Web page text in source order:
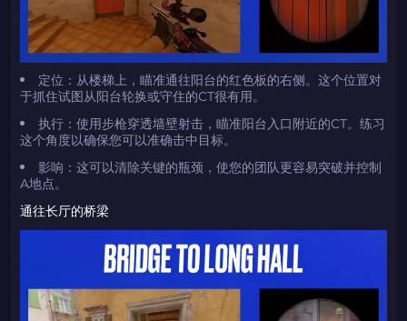
定位：从楼梯上，瞄准通往阳台的红色板的右侧。这个位置对
于抓住试图从阳台轮换或守住的CT很有用。
执行：使用步枪穿透墙壁射击，瞄准阳台入口附近的CT。练习
这个角度以确保您可以准确击中目标。
影响：这可以清除关键的瓶颈，使您的团队更容易突破并控制
A地点。
通往长厅的桥梁